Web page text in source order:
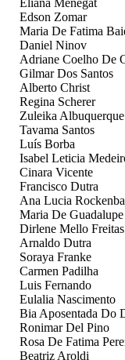
Edson Zomar
Maria De Fatima
Daniel Ninov
Adriane Coelho De
Gilmar Dos Santos
Alberto Christ
Regina Scherer
Zuleika Albuquerque
Tavama Santos
Luís Borba
Isabel Leticia
Cinara Vicente
Francisco Dutra
Ana Lucia
Maria De Guadalupe
Dirlene Mello Freitas
Arnaldo Dutra
Soraya Franke
Carmen Padilha
Luis Fernando
Eulalia Nascimento
Bia Aposentada Do
Ronimar Del Pino
Rosa De Fatima
Beatriz Aroldi